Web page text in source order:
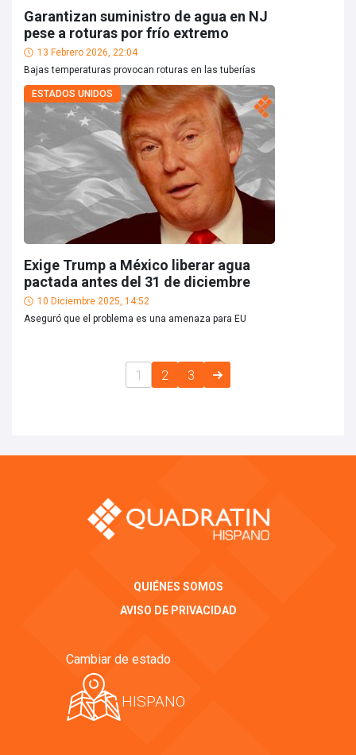
Garantizan suministro de agua en NJ
pese a roturas por frío extremo
13 Febrero 2026, 22:04
Bajas temperaturas provocan roturas en las tuberías
ESTADOS UNIDOS
Exige Trump a México liberar agua
pactada antes del 31 de diciembre
10 Diciembre 2025, 14:52
Aseguró que el problema es una amenaza para EU
1 2 3
QUIÉNES SOMOS
AVISO DE PRIVACIDAD
Cambiar de estado
HISPANO